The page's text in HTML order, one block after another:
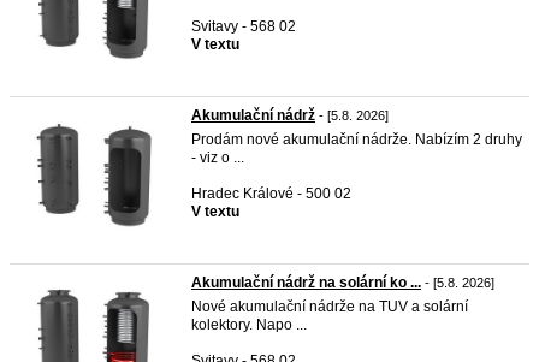
Svitavy - 568 02
V textu
Akumulační nádrž - [5.8. 2026]
Prodám nové akumulační nádrže. Nabízím 2 druhy
- viz o ...
Hradec Králové - 500 02
V textu
Akumulační nádrž na solární ko ... - [5.8. 2026]
Nové akumulační nádrže na TUV a solární
kolektory. Napo ...